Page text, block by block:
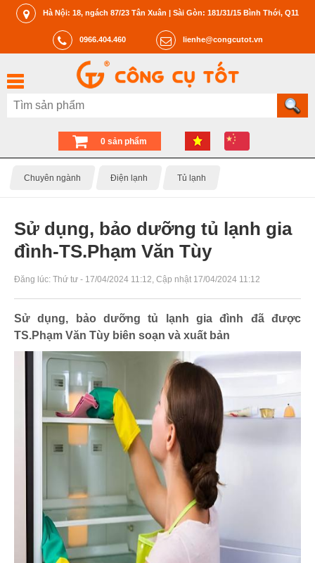
Hà Nội: 18, ngách 87/23 Tân Xuân | Sài Gòn: 181/31/15 Bình Thới, Q11
0966.404.460 lienhe@congcutot.vn
0 sản phẩm
Chuyên ngành Điện lạnh Tủ lạnh
Sử dụng, bảo dưỡng tủ lạnh gia
đình-TS.Phạm Văn Tùy
Đăng lúc: Thứ tư - 17/04/2024 11:12, Cập nhật 17/04/2024 11:12
Sử dụng, bảo dưỡng tủ lạnh gia đình đã được
TS.Phạm Văn Tùy biên soạn và xuất bản